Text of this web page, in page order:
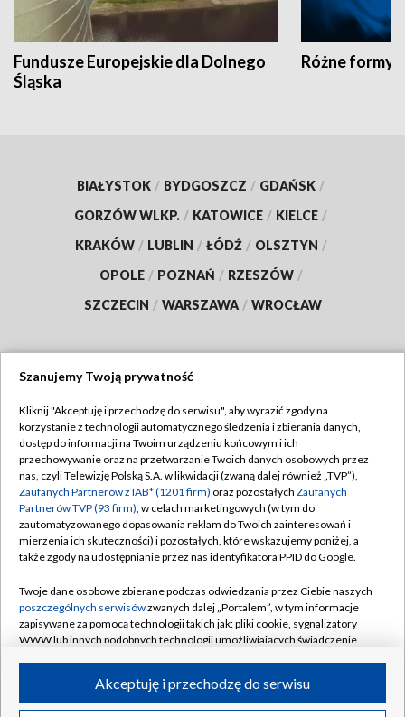
Fundusze Europejskie dla Dolnego
Śląska
Różne formy
BIAŁYSTOK / BYDGOSZCZ / GDAŃSK /
GORZÓW WLKP. / KATOWICE / KIELCE /
KRAKÓW / LUBLIN / ŁÓDŹ / OLSZTYN /
OPOLE / POZNAŃ / RZESZÓW /
SZCZECIN / WARSZAWA / WROCŁAW
TVP
Abonament TVP
Emisja w TVP
Centrum informacji TVP
Naziemna Telewizja Cyfrowa
Rada Programowa
System NOS
Informacje o nadawcy
Program dla prasy
Regulamin TVP
Polityka prywatności
Moje zgody
Pomoc
Kontakt
Kanały
©2026 Telewizja Polska S.A. w likwidacji
Szanujemy Twoją prywatność
Kliknij "Akceptuję i przechodzę do serwisu", aby wyrazić zgody na
korzystanie z technologii automatycznego śledzenia i zbierania danych,
dostęp do informacji na Twoim urządzeniu końcowym i ich
przechowywanie oraz na przetwarzanie Twoich danych osobowych przez
nas, czyli Telewizję Polską S.A. w likwidacji (zwaną dalej również „TVP”),
Zaufanych Partnerów z IAB* (1201 firm) oraz pozostałych Zaufanych
Partnerów TVP (93 firm), w celach marketingowych (w tym do
zautomatyzowanego dopasowania reklam do Twoich zainteresowań i
mierzenia ich skuteczności) i pozostałych, które wskazujemy poniżej, a
także zgody na udostępnianie przez nas identyfikatora PPID do Google.
Twoje dane osobowe zbierane podczas odwiedzania przez Ciebie naszych
poszczególnych serwisówzwanych dalej „Portalem”, w tym informacje
zapisywane za pomocą technologii takich jak: pliki cookie, sygnalizatory
WWW lub innych podobnych technologii umożliwiających świadczenie
ruchu w Internecie.Akceptuję i przechodzę do serwisu